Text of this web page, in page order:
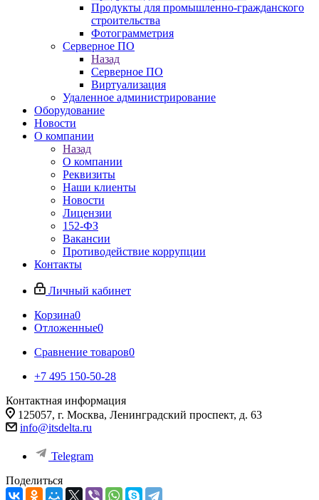
Продукты для промышленно-гражданского
строительства
Фотограмметрия
Серверное ПО
Назад
Серверное ПО
Виртуализация
Удаленное администрирование
Оборудование
Новости
О компании
Назад
О компании
Реквизиты
Наши клиенты
Новости
Лицензии
152-ФЗ
Вакансии
Противодействие коррупции
Контакты
Личный кабинет
Корзина0
Отложенные0
Сравнение товаров0
+7 495 150-50-28
Контактная информация
125057, г. Москва, Ленинградский проспект, д. 63
info@itsdelta.ru
Telegram
Поделиться